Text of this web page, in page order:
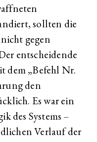
sollten die
gegen
entscheidende
dem „Befehl Nr.
den
Es war ein
des Systems –
Verlauf der